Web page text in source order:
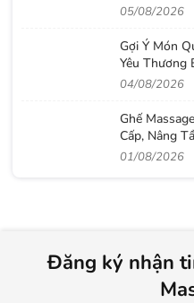
Lâu Dài
05/08/2026
Gợi Ý Món
Yêu Thương
04/08/2026
Ghế
Cấp, Nâng
Nhân Viên
01/08/2026
Đăng ký nhận